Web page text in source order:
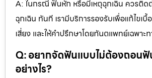
A: ในกรณี ฟันหัก หรือมีเหตุฉุกเฉิน ควรติ
ฉุกเฉิน ทันที เรามีบริการรองรับเพื่อแก้ไขเ
เสี่ยง และให้คำปรึกษาโดยทันตแพทย์เฉพาะ
Q: อยากจัดฟันแบบไม่ต้องถอนฟั
อย่างไร?